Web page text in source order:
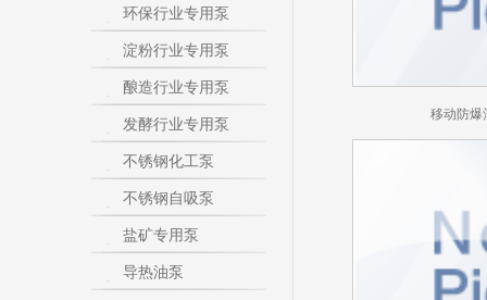
环保行业专用泵
淀粉行业专用泵
酿造行业专用泵
发酵行业专用泵
不锈钢化工泵
不锈钢自吸泵
盐矿专用泵
导热油泵
移动防爆